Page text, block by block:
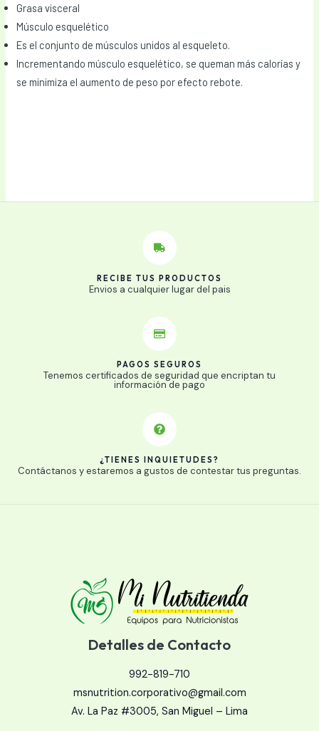
Grasa visceral
Músculo esquelético
Es el conjunto de músculos unidos al esqueleto.
Incrementando músculo esquelético, se queman más calorías y
se minimiza el aumento de peso por efecto rebote.
RECIBE TUS PRODUCTOS
Envios a cualquier lugar del pais
PAGOS SEGUROS
Tenemos certificados de seguridad que encriptan tu
información de pago
¿TIENES INQUIETUDES?
Contáctanos y estaremos a gustos de contestar tus preguntas.
Detalles de Contacto
992-819-710​​
msnutrition.corporativo@gmail.com
Av. La Paz #3005, San Miguel – Lima​